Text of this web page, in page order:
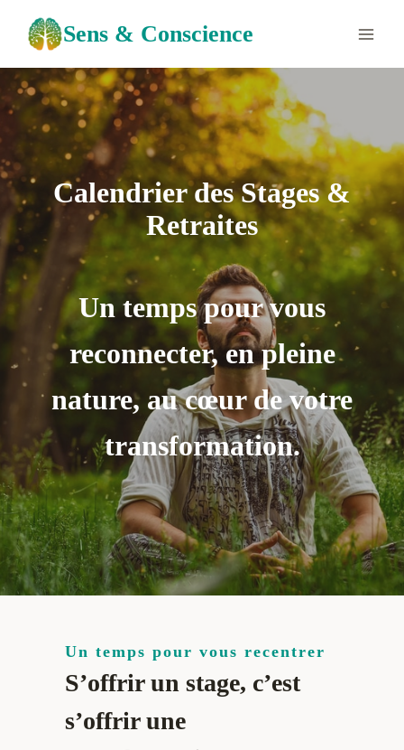
Sens & Conscience
Calendrier des Stages &
Retraites
Un temps pour vous
reconnecter, en pleine
nature, au cœur de votre
transformation.
Un temps pour vous recentrer
S’offrir un stage, c’est
s’offrir une